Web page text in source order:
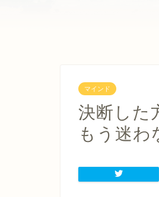
マインド
決断した
もう迷わ